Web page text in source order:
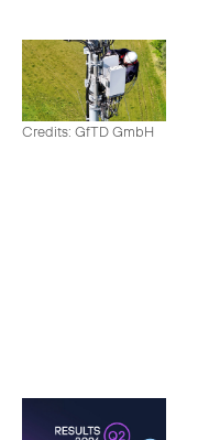
Credits: GfTD GmbH